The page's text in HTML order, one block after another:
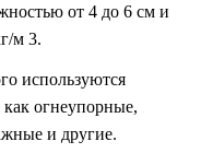
от 4 до 6 см и
м 3.
используются
огнеупорные,
и другие.